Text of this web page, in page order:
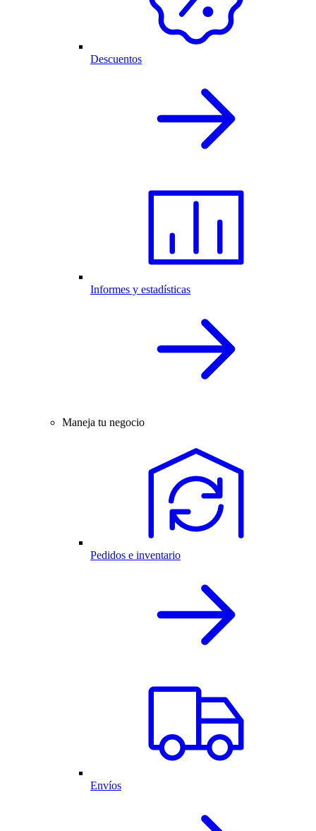
Descuentos
Informes y estadísticas
Maneja tu negocio
Pedidos e inventario
Envíos